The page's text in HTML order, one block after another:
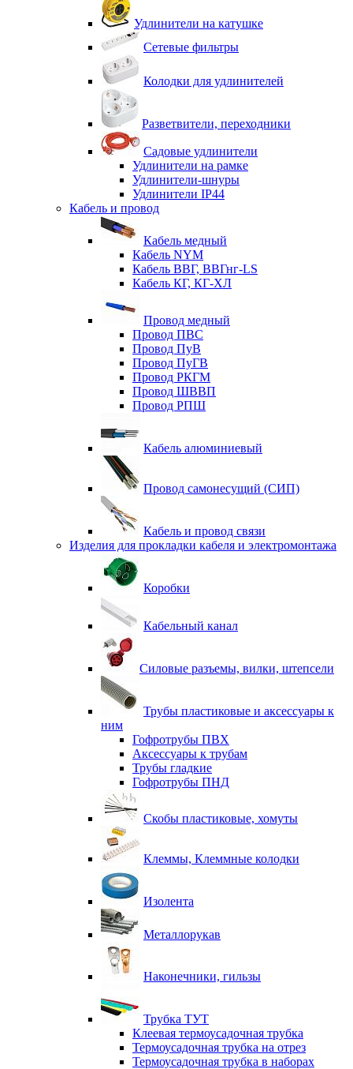
Удлинители на катушке
Сетевые фильтры
Колодки для удлинителей
Разветвители, переходники
Садовые удлинители
Удлинители на рамке
Удлинители-шнуры
Удлинители IP44
Кабель и провод
Кабель медный
Кабель NYM
Кабель ВВГ, ВВГнг-LS
Кабель КГ, КГ-ХЛ
Провод медный
Провод ПВС
Провод ПуВ
Провод ПуГВ
Провод РКГМ
Провод ШВВП
Провод РПШ
Кабель алюминиевый
Провод самонесущий (СИП)
Кабель и провод связи
Изделия для прокладки кабеля и электромонтажа
Коробки
Кабельный канал
Силовые разъемы, вилки, штепсели
Трубы пластиковые и аксессуары к
ним
Гофротрубы ПВХ
Аксессуары к трубам
Трубы гладкие
Гофротрубы ПНД
Скобы пластиковые, хомуты
Клеммы, Клеммные колодки
Изолента
Металлорукав
Наконечники, гильзы
Трубка ТУТ
Клеевая термоусадочная трубка
Термоусадочная трубка на отрез
Термоусадочная трубка в наборах